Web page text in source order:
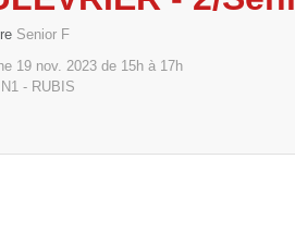
Senior F
19 nov. 2023 de 15h à 17h
- RUBIS